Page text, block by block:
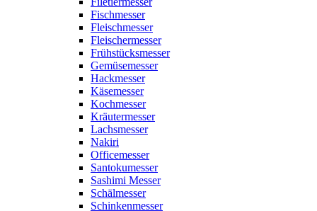
Fischmesser
Fleischmesser
Fleischermesser
Frühstücksmesser
Gemüsemesser
Hackmesser
Käsemesser
Kochmesser
Kräutermesser
Lachsmesser
Nakiri
Officemesser
Santokumesser
Sashimi Messer
Schälmesser
Schinkenmesser